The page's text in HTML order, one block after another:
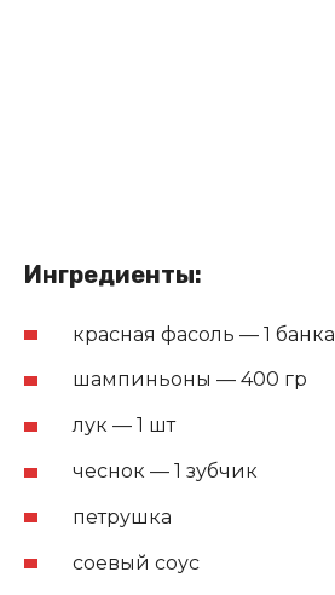
Ингредиенты:
красная фасоль — 1 банка
шампиньоны — 400 гр
лук — 1 шт
чеснок — 1 зубчик
петрушка
соевый соус